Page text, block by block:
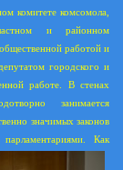
комитете комсомола,
и районном
работой и
городского и
работе. В стенах
занимается
значимых законов
Как